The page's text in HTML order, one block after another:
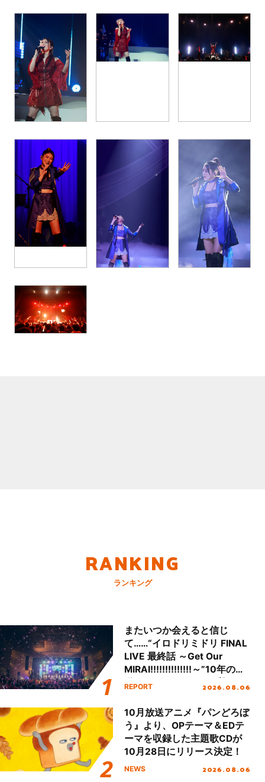
RANKING
ランキング
またいつか会えると信じ
て……“イロドリミドリ FINAL
LIVE 最終話 ～Get Our
MIRAI!!!!!!!!!!!!!!～”10年の活
動を経てファイナルを迎える
REPORT 2026.08.06
10月放送アニメ『パンどろぼ
う』より、OPテーマ＆EDテ
ーマを収録した主題歌CDが
10月28日にリリース決定！
NEWS 2026.08.06